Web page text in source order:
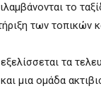
το
των τοπικών
τα
μια ομάδα